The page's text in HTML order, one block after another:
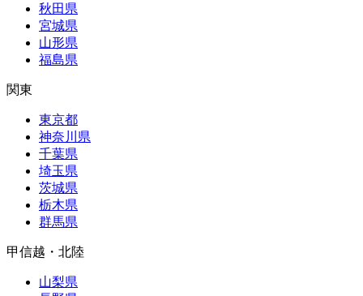
秋田県
宮城県
山形県
福島県
関東
東京都
神奈川県
千葉県
埼玉県
茨城県
栃木県
群馬県
甲信越・北陸
山梨県